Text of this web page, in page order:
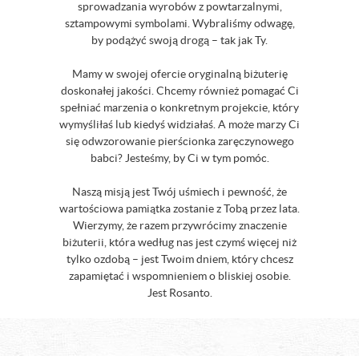
sprowadzania wyrobów z powtarzalnymi,
sztampowymi symbolami. Wybraliśmy odwagę,
by podążyć swoją drogą – tak jak Ty.
Mamy w swojej ofercie oryginalną biżuterię
doskonałej jakości. Chcemy również pomagać Ci
spełniać marzenia o konkretnym projekcie, który
wymyśliłaś lub kiedyś widziałaś. A może marzy Ci
się odwzorowanie pierścionka zaręczynowego
babci? Jesteśmy, by Ci w tym pomóc.
Naszą misją jest Twój uśmiech i pewność, że
wartościowa pamiątka zostanie z Tobą przez lata.
Wierzymy, że razem przywrócimy znaczenie
biżuterii, która według nas jest czymś więcej niż
tylko ozdobą – jest Twoim dniem, który chcesz
zapamiętać i wspomnieniem o bliskiej osobie.
Jest Rosanto.